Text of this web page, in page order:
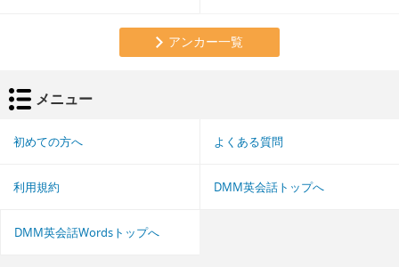
アンカー一覧
メニュー
初めての方へ よくある質問
利用規約 DMM英会話トップへ
DMM英会話Wordsトップへ